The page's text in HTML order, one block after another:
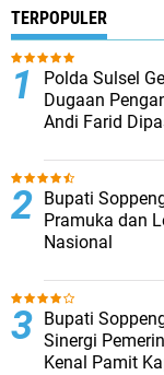
TERPOPULER
Polda Sulsel
Dugaan
Andi Farid
Bupati
Pramuka dan
Nasional
Bupati
Sinergi
Kenal Pamit